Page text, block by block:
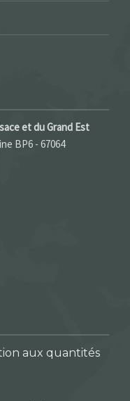
et du Grand Est
BP6 - 67064
aux quantités